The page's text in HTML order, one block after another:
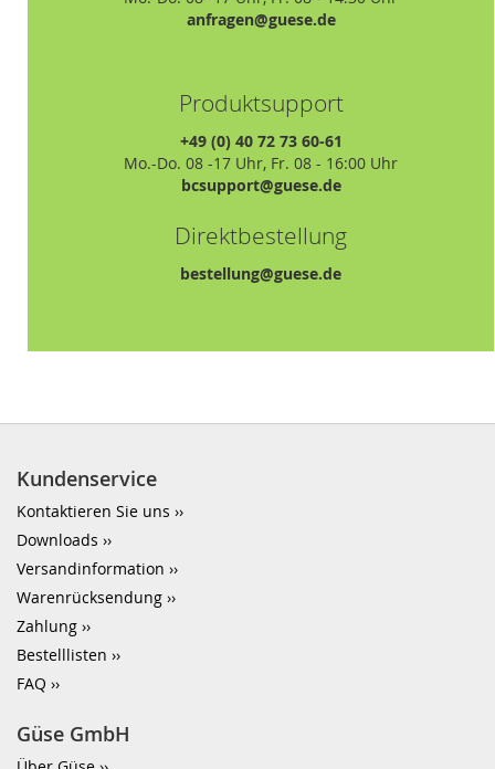
anfragen@guese.de
Produktsupport
+49 (0) 40 72 73 60-61
Mo.-Do. 08 -17 Uhr, Fr. 08 - 16:00 Uhr
bcsupport@guese.de
Direktbestellung
bestellung@guese.de
Kundenservice
Kontaktieren Sie uns
Downloads
Versandinformation
Warenrücksendung
Zahlung
Bestelllisten
FAQ
Güse GmbH